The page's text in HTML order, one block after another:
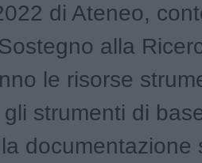
di Ateneo,
alla
le risorse
strumenti di
documentazione